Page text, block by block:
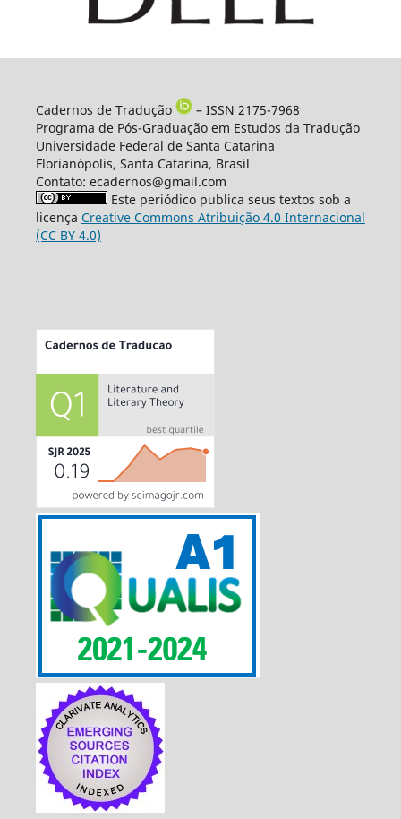
Cadernos de Tradução
– ISSN 2175-7968
Programa de Pós-Graduação em Estudos da Tradução
Universidade Federal de Santa Catarina
Florianópolis, Santa Catarina, Brasil
Contato: ecadernos@gmail.com
Este periódico publica seus textos sob a
licença Creative Commons Atribuição 4.0 Internacional
(CC BY 4.0)